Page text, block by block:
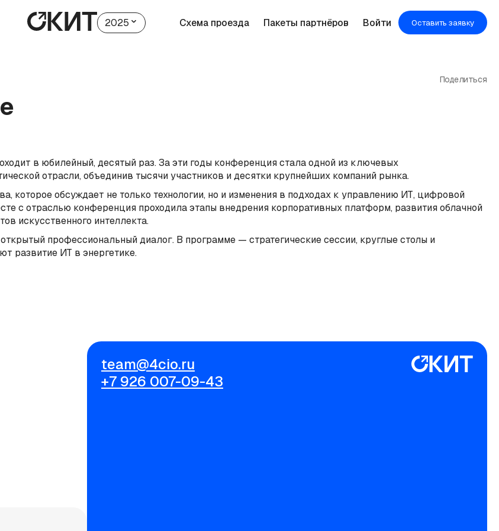
2025 Схема проезда Пакеты партнёров Войти Оставить заявку
Поделиться
в юбилейный, десятый раз. За эти годы конференция стала одной из ключевых
отрасли, объединив тысячи участников и десятки крупнейших компаний рынка.
которое обсуждает не только технологии, но и изменения в подходах к управлению ИТ, цифровой
с отраслью конференция проходила этапы внедрения корпоративных платформ, развития облачной
искусственного интеллекта.
профессиональный диалог. В программе — стратегические сессии, круглые столы и
развитие ИТ в энергетике.
team@4cio.ru
+7 926 007-09-43